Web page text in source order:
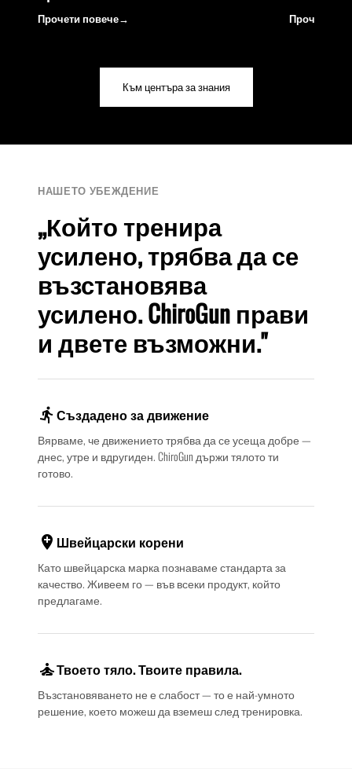
Прочети повече Прочети
Към центъра за знания
НАШЕТО УБЕЖДЕНИЕ
„Който тренира
усилено, трябва да се
възстановява
усилено. ChiroGun прави
и двете възможни."
directions_run Създадено за движение
Вярваме, че движението трябва да се усеща добре —
днес, утре и вдругиден. ChiroGun държи тялото ти
готово.
add_location Швейцарски корени
Като швейцарска марка познаваме стандарта за
качество. Живеем го — във всеки продукт, който
предлагаме.
self_improvementТвоето тяло. Твоите правила.
Възстановяването не е слабост — то е най-умното
решение, което можеш да вземеш след тренировка.